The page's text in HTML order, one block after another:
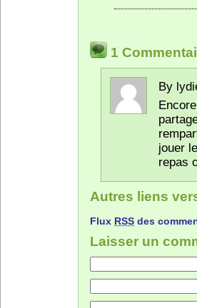
1
By
jouer
repas
Autres liens
Flux RSS des
Laisser un